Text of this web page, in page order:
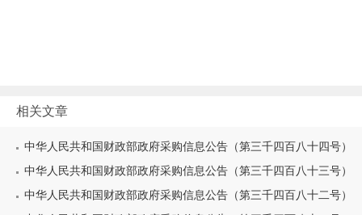
相关文章
中华人民共和国财政部政府采购信息公告（第三千四百八十四号）
中华人民共和国财政部政府采购信息公告（第三千四百八十三号）
中华人民共和国财政部政府采购信息公告（第三千四百八十二号）